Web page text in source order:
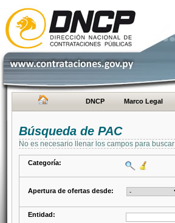
DNCP Marco Legal
Búsqueda de PAC
No es necesario llenar los campos para buscar
Categoría:
Apertura de ofertas desde:
Entidad: